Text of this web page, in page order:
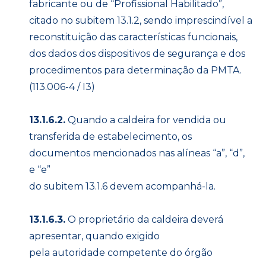
fabricante ou de “Profissional Habilitado”,
citado no subitem 13.1.2, sendo imprescindível a
reconstituição das características funcionais,
dos dados dos dispositivos de segurança e dos
procedimentos para determinação da PMTA.
(113.006-4 / I3)
13.1.6.2.Quando a caldeira for vendida ou
transferida de estabelecimento, os
documentos mencionados nas alíneas “a”, “d”,
e “e”
do subitem 13.1.6 devem acompanhá-la.
13.1.6.3.O proprietário da caldeira deverá
apresentar, quando exigido
pela autoridade competente do órgão